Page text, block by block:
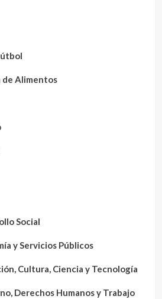
de Alimentos
Social
y Servicios Públicos
Cultura, Ciencia y Tecnología
Derechos Humanos y Trabajo